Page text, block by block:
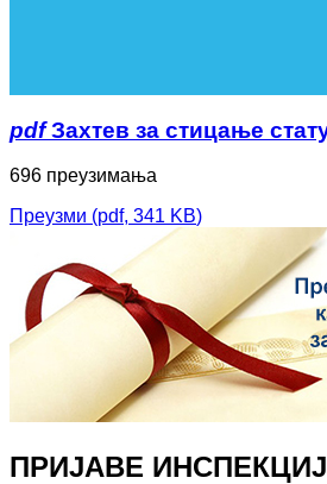
pdf Захтев за стицање
696 преузимања
Преузми (pdf, 341 KB)
ПРИЈАВЕ